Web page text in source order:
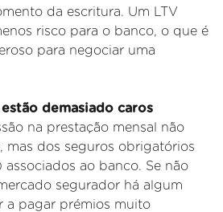
da escritura. Um LTV
risco para o banco, o que é
para negociar uma
demasiado caros
na prestação mensal não
mas dos seguros obrigatórios
ao banco. Se não
segurador há algum
a pagar prémios muito